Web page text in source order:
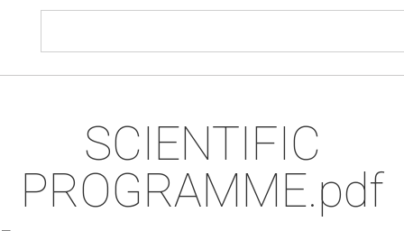
SCIENTIFIC
PROGRAMME.pdf